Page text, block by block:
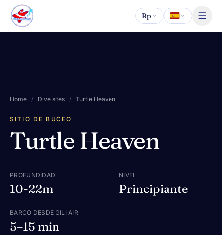
Saltar al contenido
Rp
Home / Dive sites / Turtle Heaven
SITIO DE BUCEO
Turtle Heaven
PROFUNDIDAD
10-22m
NIVEL
Principiante
BARCO DESDE GILI AIR
5–15 min